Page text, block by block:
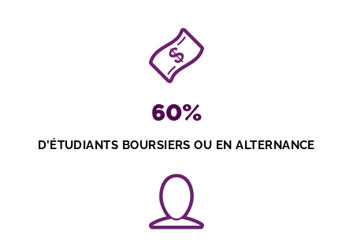
60%
D’ÉTUDIANTS BOURSIERS OU EN ALTERNANCE